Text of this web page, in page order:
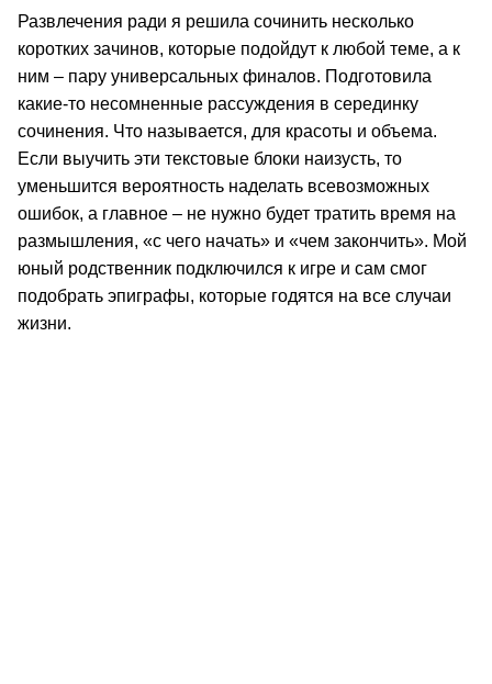
Развлечения ради я решила сочинить несколько
коротких зачинов, которые подойдут к любой теме, а к
ним – пару универсальных финалов. Подготовила
какие-то несомненные рассуждения в серединку
сочинения. Что называется, для красоты и объема.
Если выучить эти текстовые блоки наизусть, то
уменьшится вероятность наделать всевозможных
ошибок, а главное – не нужно будет тратить время на
размышления, «с чего начать» и «чем закончить». Мой
юный родственник подключился к игре и сам смог
подобрать эпиграфы, которые годятся на все случаи
жизни.